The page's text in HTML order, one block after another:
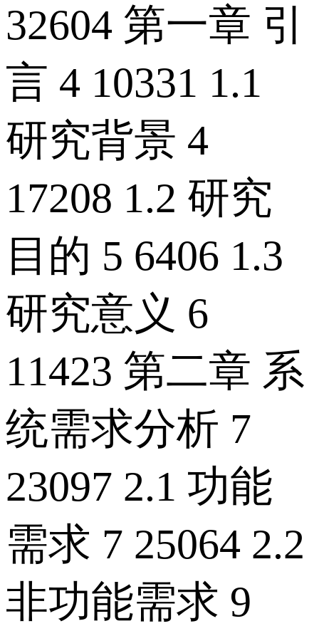
32604 第一章 引
言 4 10331 1.1
研究背景 4
17208 1.2 研究
目的 5 6406 1.3
研究意义 6
11423 第二章 系
统需求分析 7
23097 2.1 功能
需求 7 25064 2.2
非功能需求 9